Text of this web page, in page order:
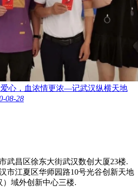
心，血浓情更浓—记武汉纵横天地
08-28
武昌区徐东大街武汉数创大厦23楼.
市江夏区华师园路10号光谷创新天地
域外创新中心三楼.